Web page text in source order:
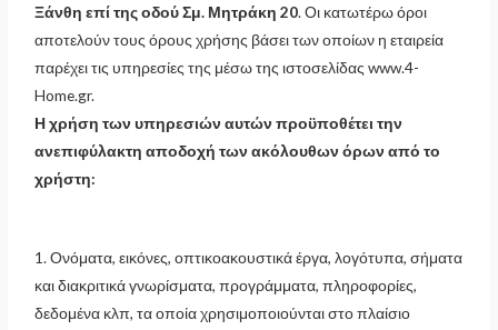
Ξάνθη επί της οδού Σμ. Μητράκη 20. Οι κατωτέρω όροι
αποτελούν τους όρους χρήσης βάσει των οποίων η εταιρεία
παρέχει τις υπηρεσίες της μέσω της ιστοσελίδας www.4-
Home.gr.
Η χρήση των υπηρεσιών αυτών προϋποθέτει την
ανεπιφύλακτη αποδοχή των ακόλουθων όρων από το
χρήστη:
1. Ονόματα, εικόνες, οπτικοακουστικά έργα, λογότυπα, σήματα
και διακριτικά γνωρίσματα, προγράμματα, πληροφορίες,
δεδομένα κλπ, τα οποία χρησιμοποιούνται στο πλαίσιο